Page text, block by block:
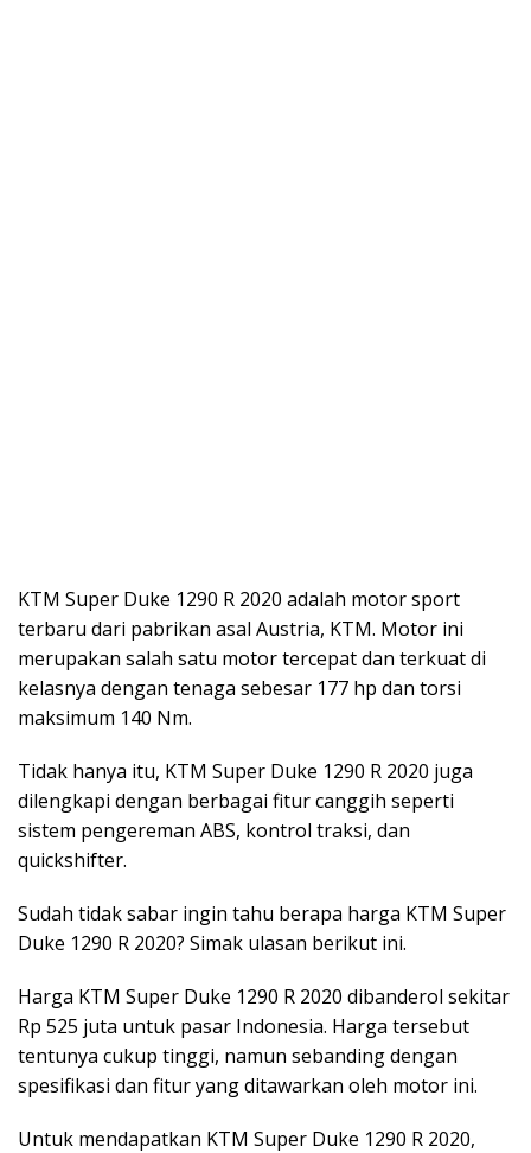
KTM Super Duke 1290 R 2020 adalah motor sport
terbaru dari pabrikan asal Austria, KTM. Motor ini
merupakan salah satu motor tercepat dan terkuat di
kelasnya dengan tenaga sebesar 177 hp dan torsi
maksimum 140 Nm.
Tidak hanya itu, KTM Super Duke 1290 R 2020 juga
dilengkapi dengan berbagai fitur canggih seperti
sistem pengereman ABS, kontrol traksi, dan
quickshifter.
Sudah tidak sabar ingin tahu berapa harga KTM Super
Duke 1290 R 2020? Simak ulasan berikut ini.
Harga KTM Super Duke 1290 R 2020 dibanderol sekitar
Rp 525 juta untuk pasar Indonesia. Harga tersebut
tentunya cukup tinggi, namun sebanding dengan
spesifikasi dan fitur yang ditawarkan oleh motor ini.
Untuk mendapatkan KTM Super Duke 1290 R 2020,